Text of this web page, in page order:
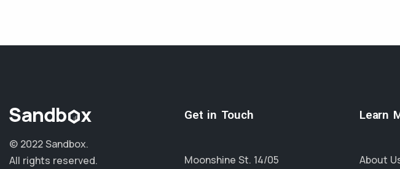
© 2022 Sandbox.
All rights reserved.
Get in Touch
Moonshine St. 14/05
Learn
About